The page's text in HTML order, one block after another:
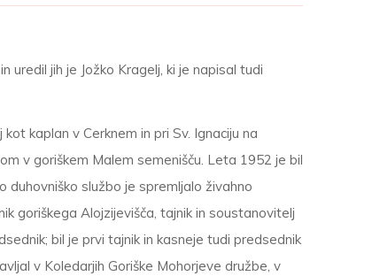
uredil jih je Jožko Kragelj, ki je napisal tudi
kaplan v Cerknem in pri Sv. Ignaciju na
v goriškem Malem semenišču. Leta 1952 je bil
službo je spremljalo živahno
goriškega Alojzijevišča, tajnik in soustanovitelj
bil je prvi tajnik in kasneje tudi predsednik
v Koledarjih Goriške Mohorjeve družbe, v